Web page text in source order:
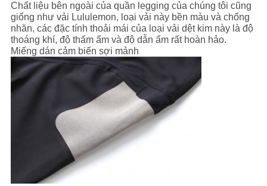
Chất liệu bên ngoài của quần legging của chúng tôi cũng
giống như vải Lululemon, loại vải này bền màu và chống
nhăn, các đặc tính thoải mái của loại vải dệt kim này là độ
thoáng khí, độ thấm ẩm và độ dẫn ẩm rất hoàn hảo.
Miếng dán cảm biến sợi mảnh